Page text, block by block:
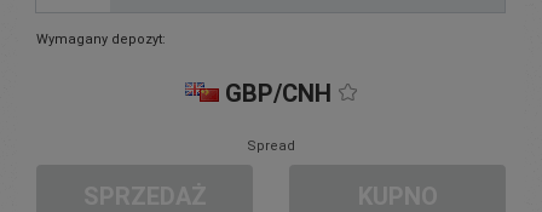
Wymagany depozyt:
GBP/CNH
Spread